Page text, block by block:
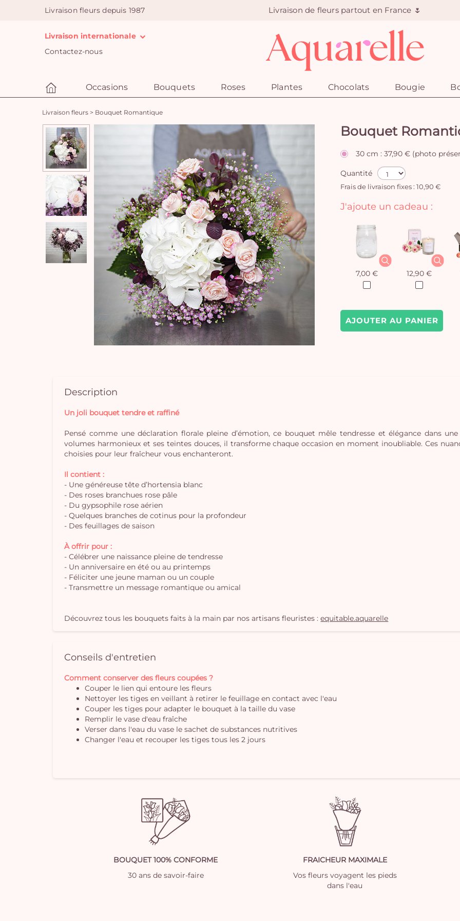
Livraison fleurs depuis 1987 Livraison de fleurs partout en France 🌷
Livraison internationale
Contactez-nous
Occasions Bouquets Roses Plantes Chocolats Bougie
Livraison fleurs > Bouquet Romantique
Bouquet
30 cm : 37,90 € (photo
Quantité
Frais de livraison fixes : 10,90 €
AJOUTER AU PANIER
J'ajoute un cadeau :
7,00 € 12,90 €
Description
Un joli bouquet tendre et raffiné
Pensé comme une déclaration florale pleine d’émotion, ce bouquet mêle tendresse et élégance dans
volumes harmonieux et ses teintes douces, il transforme chaque occasion en moment inoubliable. Ces
choisies pour leur fraîcheur vous enchanteront.
Il contient :
- Une généreuse tête d’hortensia blanc
- Des roses branchues rose pâle
- Du gypsophile rose aérien
- Quelques branches de cotinus pour la profondeur
- Des feuillages de saison
À offrir pour :
- Célébrer une naissance pleine de tendresse
- Un anniversaire en été ou au printemps
- Féliciter une jeune maman ou un couple
- Transmettre un message romantique ou amical
Découvrez tous les bouquets faits à la main par nos artisans fleuristes :equitable.aquarelle
Conseils d'entretien
Comment conserver des fleurs coupées ?
Couper le lien qui entoure les fleurs
Nettoyer les tiges en veillant à retirer le feuillage en contact avec l'eau
Couper les tiges pour adapter le bouquet à la taille du vase
Remplir le vase d'eau fraîche
Verser dans l'eau du vase le sachet de substances nutritives
Changer l'eau et recouper les tiges tous les 2 jours
BOUQUET 100% CONFORME
30 ans de savoir-faire
FRAICHEUR MAXIMALE
Vos fleurs voyagent les pieds
dans l'eau